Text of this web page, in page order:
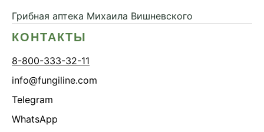
Грибная аптека Михаила Вишневского
КОНТАКТЫ
8-800-333-32-11
info@fungiline.com
Telegram
WhatsApp